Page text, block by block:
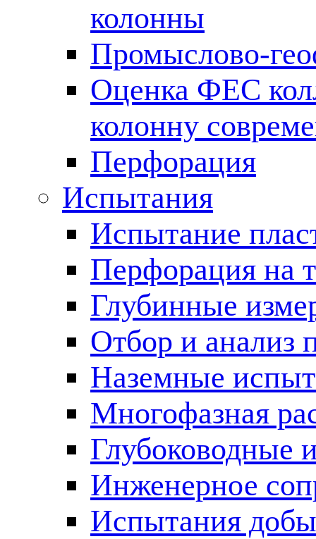
колонны
Промыслово-
Оценка ФЕС
колонну
Перфорация
Испытания
Испытание
Перфорация на
Глубинные
Отбор и анализ
Наземные
Многофазная
Глубоководные
Инженерное
Испытания